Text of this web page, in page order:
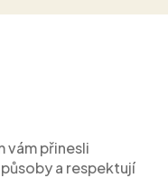
vám přinesli
a respektují